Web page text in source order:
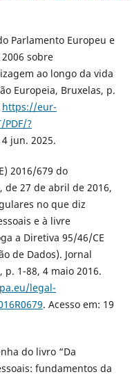
Parlamento Europeu e
sobre
ao longo da vida
Europeia, Bruxelas, p.
https://eur-
?
jun. 2025.
2016/679 do
de 27 de abril de 2016,
no que diz
e à livre
a Diretiva 95/46/CE
de Dados). Jornal
1-88, 4 maio 2016.
legal-
. Acesso em: 19
do livro “Da
fundamentos da